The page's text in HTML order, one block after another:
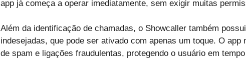
app já começa a operar imediatamente, sem exigir muitas
Além da identificação de chamadas, o Showcaller também
indesejadas, que pode ser ativado com apenas um toque. O
de spam e ligações fraudulentas, protegendo o usuário em